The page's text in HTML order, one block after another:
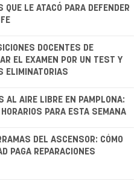
QUE LE ATACÓ PARA DEFENDER
DOCENTES DE
EL EXAMEN POR UN TEST Y
ELIMINATORIAS
AL AIRE LIBRE EN PAMPLONA:
PARA ESTA SEMANA
DEL ASCENSOR: CÓMO
PAGA REPARACIONES